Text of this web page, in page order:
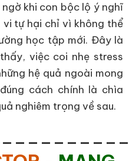
khi con bộc lộ ý nghĩ
tự hại chỉ vì không thể
học tập mới. Đây là
việc coi nhẹ stress
hệ quả ngoài mong
cách chính là chìa
nghiêm trọng về sau.